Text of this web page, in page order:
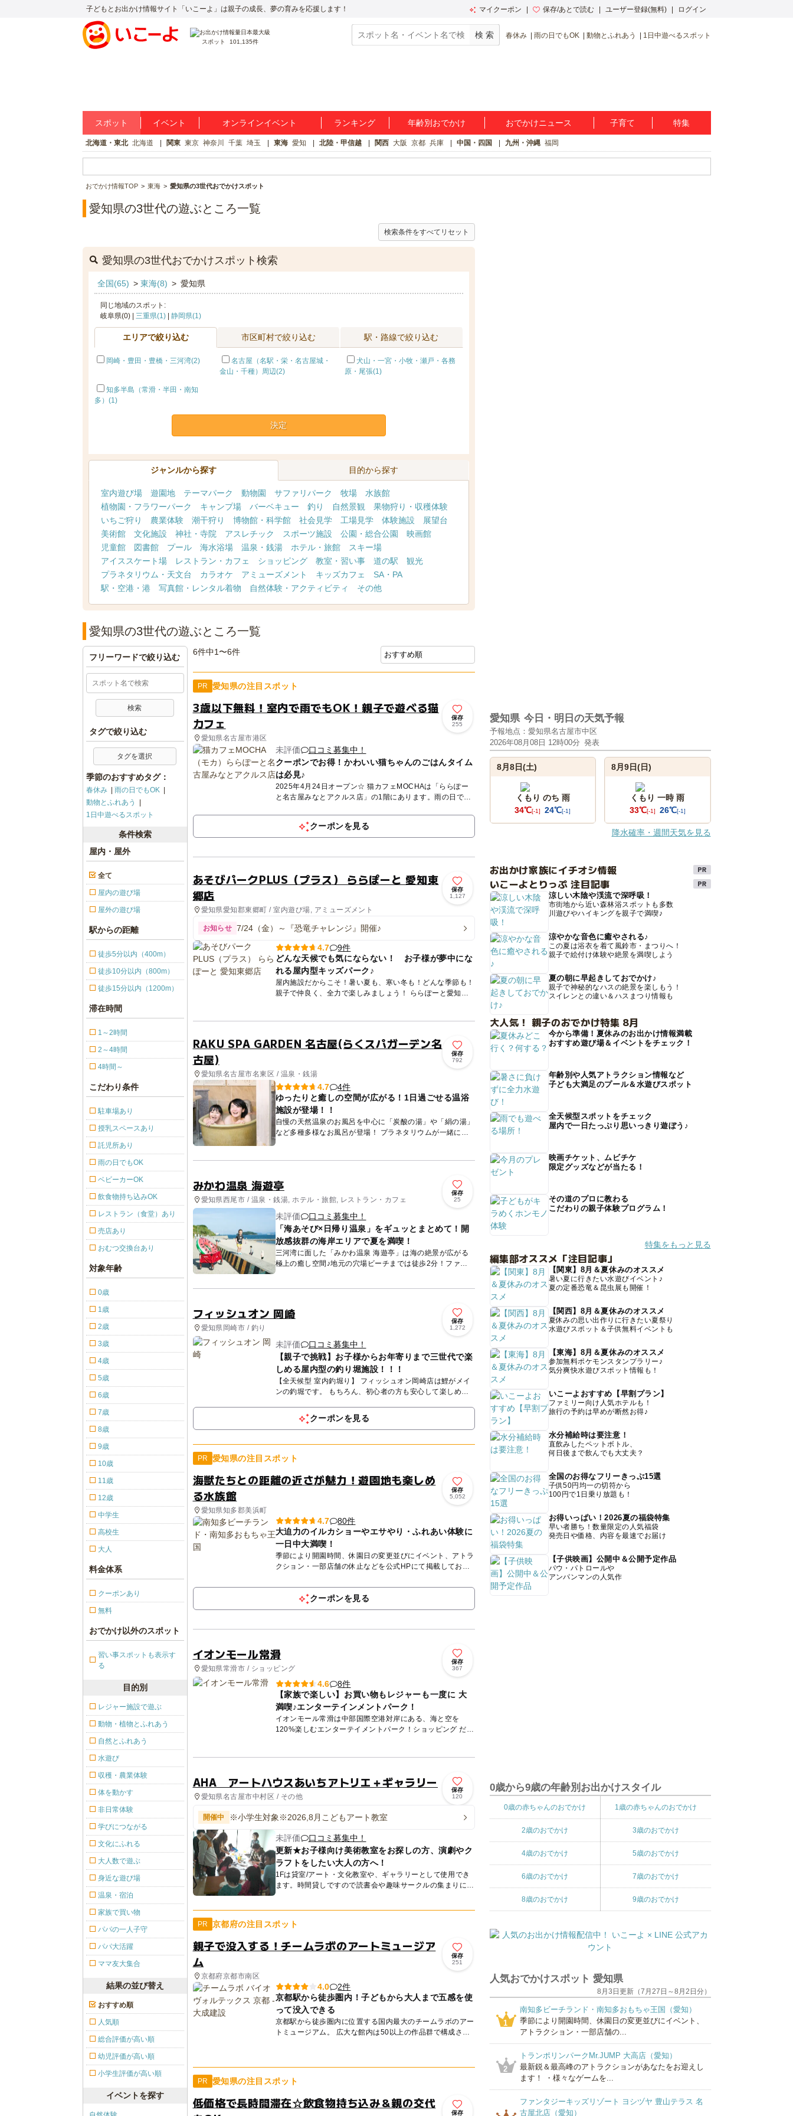
子どもとお出かけ情報サイト「いこーよ」は親子の成長、夢の育みを応援します！ マイクーポン 保存/あとで読む ユーザー登録(無料) ログイン
スポット 101,135件
春休み 雨の日でもOK 動物とふれあう 1日中遊べるスポット
スポット イベント オンラインイベント ランキング 年齢別おでかけ おでかけニュース 子育て 特集
北海道・東北 北海道 関東 東京 神奈川 千葉 埼玉 東海 愛知 北陸・甲信越 関西 大阪 京都 兵庫 中国・四国 九州・沖縄 福岡
おでかけ情報TOP 東海 愛知県の3世代おでかけスポット
愛知県の3世代の遊ぶところ一覧
検索条件をすべてリセット
愛知県の3世代おでかけスポット検索
全国(65) > 東海(8) > 愛知県
同じ地域のスポット:
岐阜県(0) | 三重県(1)| 静岡県(1)
エリアで絞り込む 市区町村で絞り込む 駅・路線で絞り込む
岡崎・豊田・豊橋・三河湾(2)
名古屋（名駅・栄・名古屋城・
金山・千種）周辺(2)
犬山・一宮・小牧・瀬戸・各務
原・尾張(1)
知多半島（常滑・半田・南知
多）(1)
決定
ジャンルから探す 目的から探す
室内遊び場 遊園地 テーマパーク 動物園 サファリパーク 牧場
水族館
植物園・フラワーパーク
キャンプ場 バーベキュー 釣り 自然景観
果物狩り・収穫体験
いちご狩り
農業体験 潮干狩り 博物館・科学館 社会見学 工場見学 体験施設
展望台
美術館
文化施設 神社・寺院 アスレチック スポーツ施設 公園・総合公園
映画館
児童館
図書館 プール 海水浴場 温泉・銭湯 ホテル・旅館
スキー場
アイススケート場
レストラン・カフェ ショッピング 教室・習い事 道の駅
観光
プラネタリウム・天文台
カラオケ アミューズメント キッズカフェ
SA・PA
駅・空港・港
写真館・レンタル着物 自然体験・アクティビティ その他
愛知県の3世代の遊ぶところ一覧
6件中1〜6件
PR 愛知県の注目スポット
3歳以下無料！室内で雨でもOK！親子で遊べる猫
カフェ
愛知県名古屋市港区
保存
255
未評価
口コミ募集中！
クーポンでお得！かわいい猫ちゃんのごはんタイム
は必見♪
2025年4月24日オープン☆ 猫カフェMOCHAは「ららぽー
と名古屋みなとアクルス店」の1階にあります。雨の日でも
クーポンを見る
あそびパークPLUS（プラス） ららぽーと 愛知東
郷店
愛知県愛知郡東郷町 / 室内遊び場, アミューズメント
保存
1,127
お知らせ 7/24（金）～『恐竜チャレンジ』開催♪
4.7
9件
どんな天候でも気にならない！ お子様が夢中にな
れる屋内型キッズパーク♪
屋内施設だからこそ！暑い夏も、寒い冬も！どんな季節も！
親子で仲良く、全力で楽しみましょう！ ららぽーと愛知東
RAKU SPA GARDEN 名古屋(らくスパガーデン名
古屋)
愛知県名古屋市名東区 / 温泉・銭湯
保存
792
4.7
4件
ゆったりと癒しの空間が広がる！1日過ごせる温浴
施設が登場！！
自慢の天然温泉のお風呂を中心に「炭酸の湯」や「絹の湯」
など多種多様なお風呂が登場！ プラネタリウムが一緒に楽
しめるドーム型の岩盤房など、5種類の岩盤浴や セルフロウ
みかわ温泉 海遊亭
愛知県西尾市 / 温泉・銭湯, ホテル・旅館, レストラン・カフェ
保存
25
未評価
口コミ募集中！
「海あそび×日帰り温泉」をギュッとまとめて！開
放感抜群の海岸エリアで夏を満喫！
三河湾に面した「みかわ温泉 海遊亭」は海の絶景が広がる
極上の癒し空間♪地元の穴場ビーチまでは徒歩2分！ファミ
リーで海あそびを楽しむのに最適なロケーション。たっぷり
フィッシュオン 岡崎
愛知県岡崎市 / 釣り
保存
1,272
未評価
口コミ募集中！
【親子で挑戦】お子様からお年寄りまで三世代で楽
しめる屋内型の釣り堀施設！！！
【全天候型 室内釣堀り】 フィッシュオン岡崎店は鯉がメイ
ンの釣堀です。 もちろん、初心者の方も安心して楽しめる
クーポンを見る
PR 愛知県の注目スポット
海獣たちとの距離の近さが魅力！遊園地も楽しめ
る水族館
愛知県知多郡美浜町
保存
5,052
4.7
80件
大迫力のイルカショーやエサやり・ふれあい体験に
一日中大満喫！
季節により開園時間、休園日の変更並びにイベント、アトラ
クション・一部店舗の休止などを公式HPにて掲載しており
ますようお...
クーポンを見る
イオンモール常滑
愛知県常滑市 / ショッピング
保存
367
4.6
8件
【家族で楽しい】お買い物もレジャーも一度に 大
満喫♪エンターテインメントパーク！
イオンモール常滑は中部国際空港対岸にある、海と空を
120%楽しむエンターテイメントパーク！ショッピング だけ
AHA アートハウスあいちアトリエ＋ギャラリー
愛知県名古屋市中村区 / その他
保存
120
開催中 ※小学生対象※2026,8月こどもアート教室
未評価
口コミ募集中！
更新★お子様向け美術教室をお探しの方、演劇やク
ラフトをしたい大人の方へ！
1Fは貸室/アート・文化教室や、ギャラリーとして使用でき
ます。時間貸しですので読書会や趣味サークルの集まりにも
どうぞ。 週レンタルでアート展覧も可能です。演劇公演や
PR 京都府の注目スポット
親子で没入する！チームラボのアートミュージア
ム
京都府京都市南区
保存
251
4.0
2件
京都駅から徒歩圏内！子どもから大人まで五感を使
って没入できる
京都駅から徒歩圏内に位置する国内最大のチームラボのアー
トミュージアム。 広大な館内は50以上の作品群で構成され
PR 愛知県の注目スポット
低価格で長時間滞在☆飲食物持ち込み＆親の交代
保存
フリーワードで絞り込む
タグで絞り込む
タグを選択
季節のおすすめタグ：
春休み
雨の日でもOK
動物とふれあう
1日中遊べるスポット
条件検索
屋内・屋外
全て
屋内の遊び場
屋外の遊び場
駅からの距離
徒歩5分以内（400m）
徒歩10分以内（800m）
徒歩15分以内（1200m）
滞在時間
1～2時間
2～4時間
4時間～
こだわり条件
駐車場あり
授乳スペースあり
託児所あり
雨の日でもOK
ベビーカーOK
飲食物持ち込みOK
レストラン（食堂）あり
売店あり
おむつ交換台あり
対象年齢
0歳
1歳
2歳
3歳
4歳
5歳
6歳
7歳
8歳
9歳
10歳
11歳
12歳
中学生
高校生
大人
料金体系
クーポンあり
無料
おでかけ以外のスポット
習い事スポットも表示す
る
目的別
レジャー施設で遊ぶ
動物・植物とふれあう
自然とふれあう
水遊び
収穫・農業体験
体を動かす
非日常体験
学びにつながる
文化にふれる
大人数で遊ぶ
身近な遊び場
温泉・宿泊
家族で買い物
パパの一人子守
パパ大活躍
ママ友大集合
結果の並び替え
おすすめ順
人気順
総合評価が高い順
幼児評価が高い順
小学生評価が高い順
イベントを探す
愛知県 今日・明日の天気予報
予報地点：愛知県名古屋市中区
2026年08月08日 12時00分 発表
8月8日(土)
くもり のち 雨
34℃[-1] 24℃[-1]
8月9日(日)
くもり 一時 雨
33℃[-1] 26℃[-1]
降水確率・週間天気を見る
お出かけ家族にイチオシ情報
いこーよとりっぷ 注目記事
涼しい木陰や渓流で深呼吸！
市街地から近い森林浴スポットも多数
川遊びやハイキングを親子で満喫♪
涼やかな音色に癒やされる♪
この夏は浴衣を着て風鈴市・まつりへ！
親子で絵付け体験や絶景を満喫しよう
夏の朝に早起きしておでかけ♪
親子で神秘的なハスの絶景を楽しもう！
スイレンとの違い＆ハスまつり情報も
大人気！ 親子のおでかけ特集 8月
今から準備！夏休みのお出かけ情報満載
おすすめ遊び場＆イベントをチェック！
年齢別や人気アトラクション情報など
子ども大満足のプール＆水遊びスポット
全天候型スポットをチェック
屋内で一日たっぷり思いっきり遊ぼう♪
映画チケット、ムビチケ
限定グッズなどが当たる！
その道のプロに教わる
こだわりの親子体験プログラム！
特集をもっと見る
編集部オススメ「注目記事」
【関東】8月＆夏休みのオススメ
暑い夏に行きたい水遊びイベント♪
夏の定番恐竜＆昆虫展も開催！
【関西】8月＆夏休みのオススメ
夏休みの思い出作りに行きたい夏祭り
水遊びスポット＆子供無料イベントも
【東海】8月＆夏休みのオススメ
参加無料ポケモンスタンプラリー♪
気分爽快水遊びスポット情報も！
いこーよおすすめ【早割プラン】
ファミリー向け人気ホテルも！
旅行の予約は早めが断然お得♪
水分補給時は要注意！
直飲みしたペットボトル、
何日後まで飲んでも大丈夫？
全国のお得なフリーきっぷ15選
子供50円均一の切符から
100円で1日乗り放題も！
お得いっぱい！2026夏の福袋特集
早い者勝ち！数量限定の人気福袋
発売日や価格、内容を最速でお届け
【子供映画】公開中＆公開予定作品
パウ・パトロールや
アンパンマンの人気作
0歳から9歳の年齢別お出かけスタイル
0歳の赤ちゃんのおでかけ 1歳の赤ちゃんのおでかけ
2歳のおでかけ 3歳のおでかけ
4歳のおでかけ 5歳のおでかけ
6歳のおでかけ 7歳のおでかけ
8歳のおでかけ 9歳のおでかけ
人気おでかけスポット 愛知県
8月3日更新（7月27日～8月2日分）
1
南知多ビーチランド・南知多おもちゃ王国（愛知）
季節により開園時間、休園日の変更並びにイベント、
アトラクション・一部店舗の...
2
トランポリンパークMr.JUMP 大高店（愛知）
最新鋭＆最高峰のアトラクションがあなたをお迎えし
ます！ ・様々なゲームを...
ファンタジーキッズリゾート ヨシヅヤ 豊山テラス 名
古屋北店（愛知）